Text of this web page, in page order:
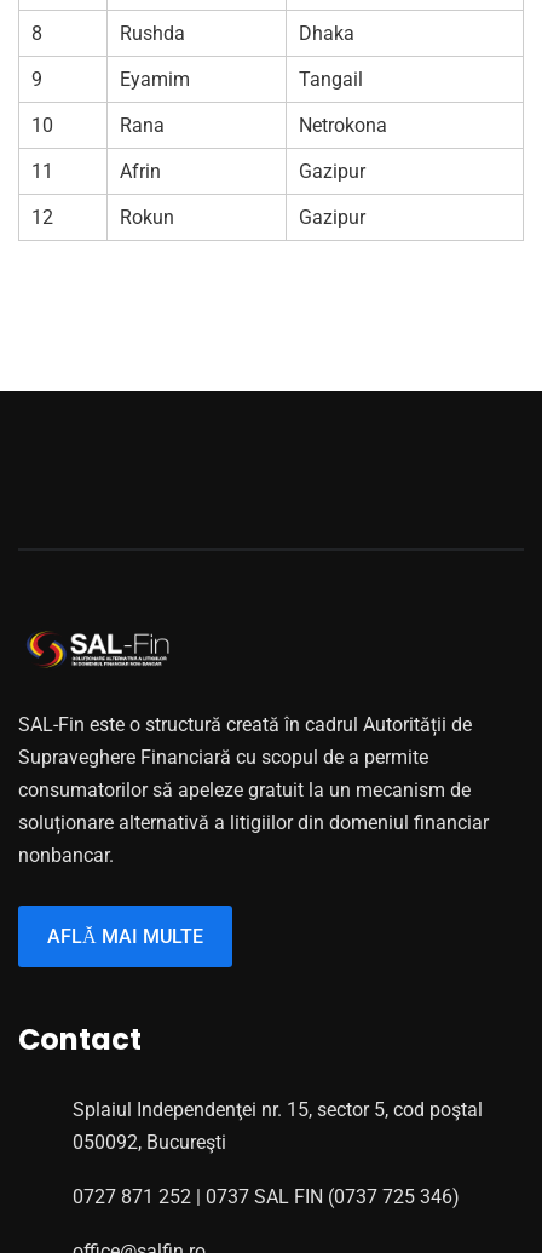
8
Rushda
Dhaka
9
Eyamim
Tangail
10
Rana
Netrokona
11
Afrin
Gazipur
12
Rokun Gazipur
SAL-Fin este o structură creată în cadrul Autorității de
Supraveghere Financiară cu scopul de a permite
consumatorilor să apeleze gratuit la un mecanism de
soluționare alternativă a litigiilor din domeniul financiar
nonbancar.
AFLĂ MAI MULTE
Contact
Splaiul Independenţei nr. 15, sector 5, cod poştal
050092, Bucureşti
0727 871 252 | 0737 SAL FIN (0737 725 346)